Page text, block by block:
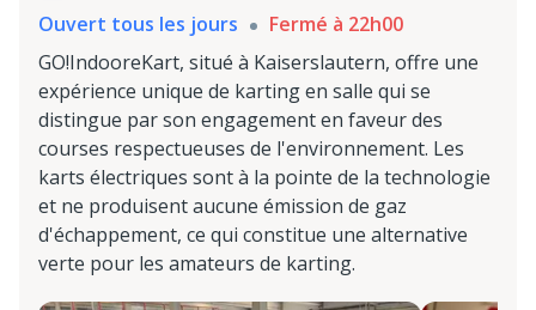
Ouvert tous les jours
Fermé à 22h00
GO!IndooreKart, situé à Kaiserslautern, offre une
expérience unique de karting en salle qui se
distingue par son engagement en faveur des
courses respectueuses de l'environnement. Les
karts électriques sont à la pointe de la technologie
et ne produisent aucune émission de gaz
d'échappement, ce qui constitue une alternative
verte pour les amateurs de karting.